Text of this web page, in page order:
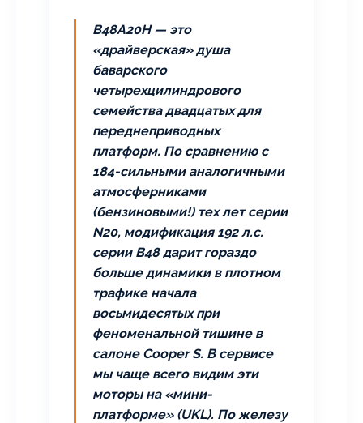
B48A20H — это
«драйверская» душа
баварского
четырехцилиндрового
семейства двадцатых для
переднеприводных
платформ. По сравнению с
184-сильными аналогичными
атмосферниками
(бензиновыми!) тех лет серии
N20, модификация 192 л.с.
серии B48 дарит гораздо
больше динамики в плотном
трафике начала
восьмидесятых при
феноменальной тишине в
салоне Cooper S. В сервисе
мы чаще всего видим эти
моторы на «мини-
платформе» (UKL). По железу